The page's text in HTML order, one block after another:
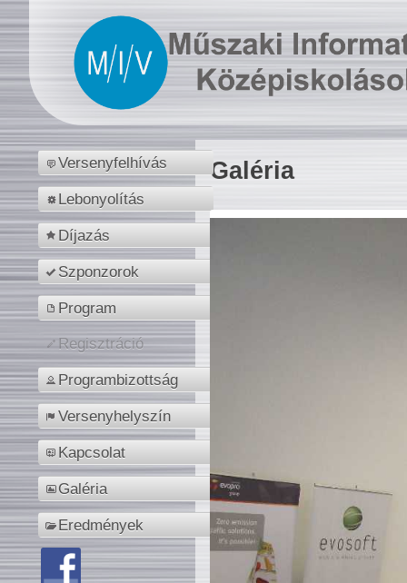
Versenyfelhívás
Lebonyolítás
Díjazás
Szponzorok
Program
Regisztráció
Programbizottság
Versenyhelyszín
Kapcsolat
Galéria
Eredmények
Galéria